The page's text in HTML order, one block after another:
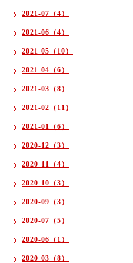
2021-07（4）
2021-06（4）
2021-05（10）
2021-04（6）
2021-03（8）
2021-02（11）
2021-01（6）
2020-12（3）
2020-11（4）
2020-10（3）
2020-09（3）
2020-07（5）
2020-06（1）
2020-03（8）